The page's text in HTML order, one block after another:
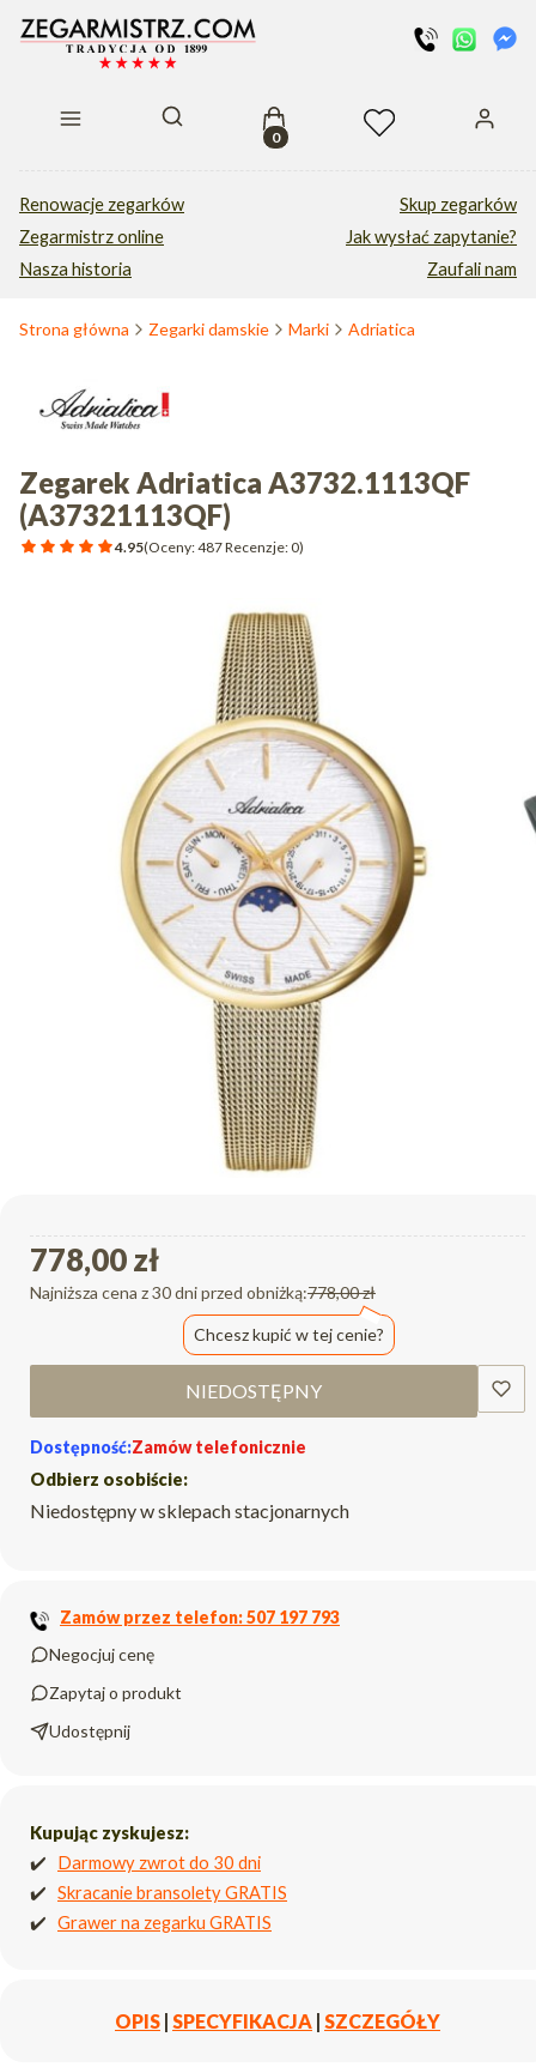
Otwórz wyszukiwarkęProdukty w koszyku: 0. Zobacz
Renowacje zegarków
Zegarmistrz online
Nasza historia
Skup zegarków
Jak wysłać zapytanie?
Zaufali nam
Strona główna Zegarki damskie Marki Adriatica
Zegarek Adriatica A3732.1113QF
(A37321113QF)
4.95(Oceny: 487 Recenzje: 0)
778,00 zł
Najniższa cena z 30 dni przed obniżką:778,00 zł
Chcesz kupić w tej cenie?
NIEDOSTĘPNY
Dostępność:Zamów telefonicznie
Odbierz osobiście:
Niedostępny w sklepach stacjonarnych
Zamów przez telefon: 507 197 793
Negocjuj cenę
Zapytaj o produkt
Udostępnij
Kupując zyskujesz:
✔️ Darmowy zwrot do 30 dni
✔️ Skracanie bransolety GRATIS
✔️ Grawer na zegarku GRATIS
OPIS SPECYFIKACJA SZCZEGÓŁY